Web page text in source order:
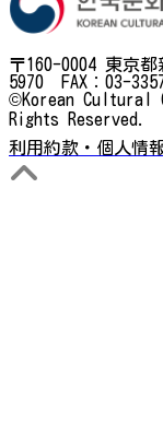
〒160-0004 東京
5970 FAX：03-
©Korean Cultural
Rights Reserved.
利用約款・個人情